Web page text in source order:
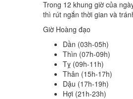
Trong 12 khung giờ của
thì rút ngắn thời gian và
Giờ Hoàng đạo
Dần (03h-05h)
Thìn (07h-09h)
Tỵ (09h-11h)
Thân (15h-17h)
Dậu (17h-19h)
Hợi (21h-23h)